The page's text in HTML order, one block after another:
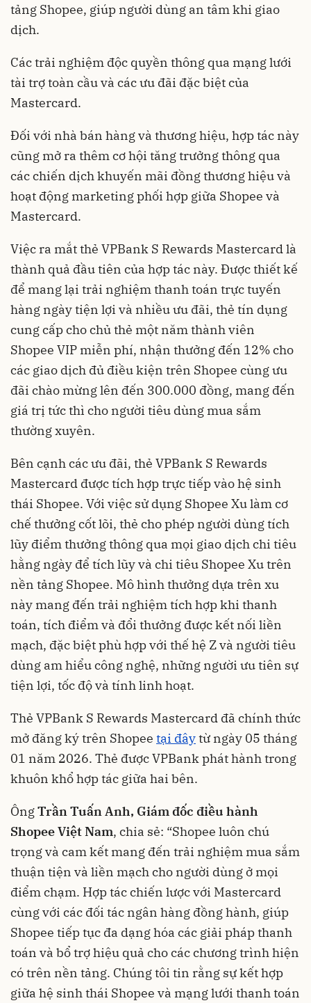
tảng Shopee, giúp người dùng an tâm khi giao
dịch.
Các trải nghiệm độc quyền thông qua mạng lưới
tài trợ toàn cầu và các ưu đãi đặc biệt của
Mastercard.
Đối với nhà bán hàng và thương hiệu, hợp tác này
cũng mở ra thêm cơ hội tăng trưởng thông qua
các chiến dịch khuyến mãi đồng thương hiệu và
hoạt động marketing phối hợp giữa Shopee và
Mastercard.
Việc ra mắt thẻ VPBank S Rewards Mastercard là
thành quả đầu tiên của hợp tác này. Được thiết kế
để mang lại trải nghiệm thanh toán trực tuyến
hàng ngày tiện lợi và nhiều ưu đãi, thẻ tín dụng
cung cấp cho chủ thẻ một năm thành viên
Shopee VIP miễn phí, nhận thưởng đến 12% cho
các giao dịch đủ điều kiện trên Shopee cùng ưu
đãi chào mừng lên đến 300.000 đồng, mang đến
giá trị tức thì cho người tiêu dùng mua sắm
thường xuyên.
Bên cạnh các ưu đãi, thẻ VPBank S Rewards
Mastercard được tích hợp trực tiếp vào hệ sinh
thái Shopee. Với việc sử dụng Shopee Xu làm cơ
chế thưởng cốt lõi, thẻ cho phép người dùng tích
lũy điểm thưởng thông qua mọi giao dịch chi tiêu
hằng ngày để tích lũy và chi tiêu Shopee Xu trên
nền tảng Shopee. Mô hình thưởng dựa trên xu
này mang đến trải nghiệm tích hợp khi thanh
toán, tích điểm và đổi thưởng được kết nối liền
mạch, đặc biệt phù hợp với thế hệ Z và người tiêu
dùng am hiểu công nghệ, những người ưu tiên sự
tiện lợi, tốc độ và tính linh hoạt.
Thẻ VPBank S Rewards Mastercard đã chính thức
mở đăng ký trên Shopee tại đâytừ ngày 05 tháng
01 năm 2026. Thẻ được VPBank phát hành trong
khuôn khổ hợp tác giữa hai bên.
ÔngTrần Tuấn Anh, Giám đốc điều hành
Shopee Việt Nam, chia sẻ: “Shopee luôn chú
trọng và cam kết mang đến trải nghiệm mua sắm
thuận tiện và liền mạch cho người dùng ở mọi
điểm chạm. Hợp tác chiến lược với Mastercard
cùng với các đối tác ngân hàng đồng hành, giúp
Shopee tiếp tục đa dạng hóa các giải pháp thanh
toán và bổ trợ hiệu quả cho các chương trình hiện
có trên nền tảng. Chúng tôi tin rằng sự kết hợp
giữa hệ sinh thái Shopee và mạng lưới thanh toán